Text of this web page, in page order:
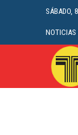
SÁBADO,
NOTICIAS